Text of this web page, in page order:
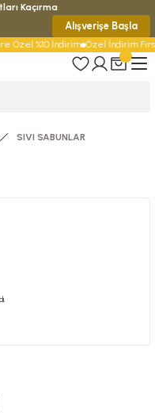
Kaçırma
Alışverişe Başla
Özel %10 İndirim Özel İndirim
SIVI SABUNLAR